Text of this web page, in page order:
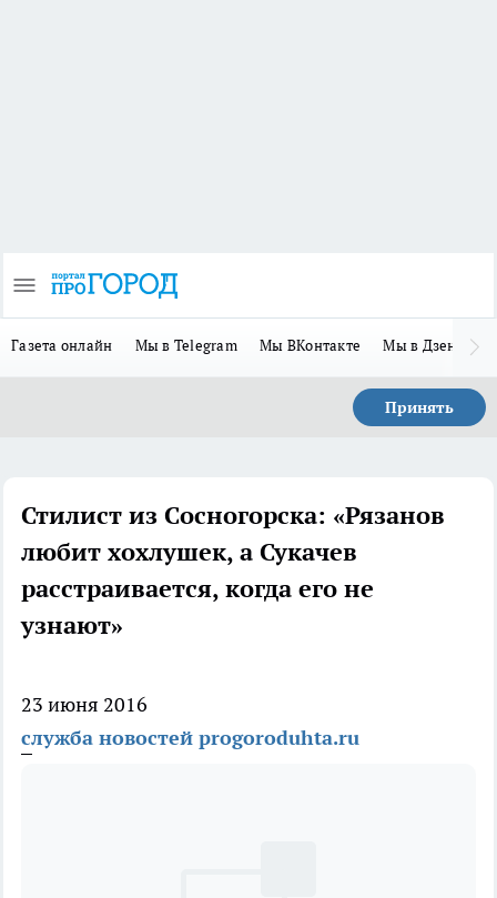
Газета онлайн Мы в Telegram Мы ВКонтакте Мы в Дзене
Принять
Стилист из Сосногорска: «Рязанов
любит хохлушек, а Сукачев
расстраивается, когда его не
узнают»
23 июня 2016
служба новостей progoroduhta.ru